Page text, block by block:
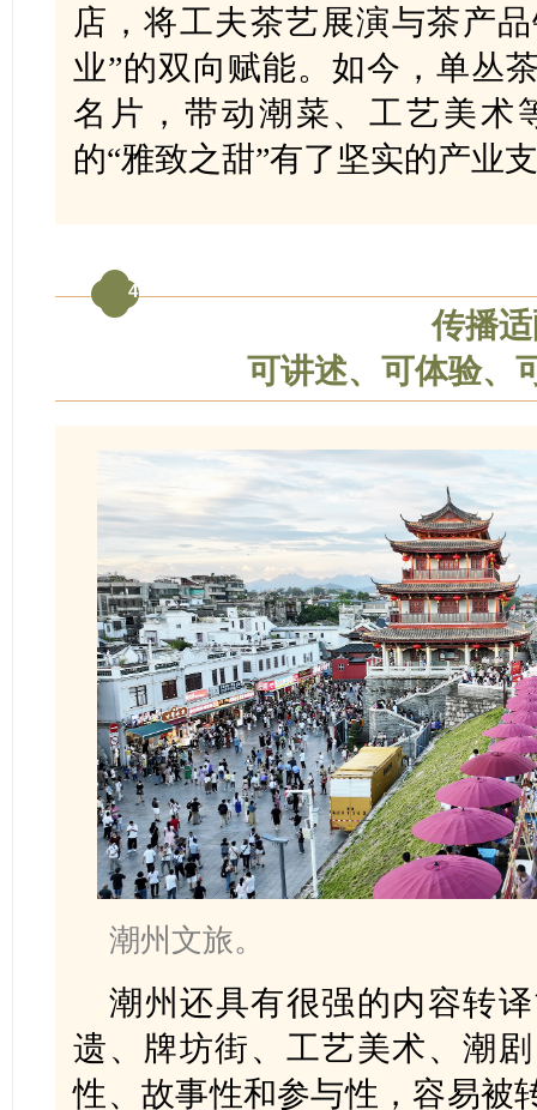
店，将工夫茶艺展演与茶产
业”的双向赋能。如今，单丛
名片，带动潮菜、工艺美术
的“雅致之甜”有了坚实的产业
4
传播
可讲述、可体验、
潮州文旅。
潮州还具有很强的内容转
遗、牌坊街、工艺美术、潮
性、故事性和参与性，容易被